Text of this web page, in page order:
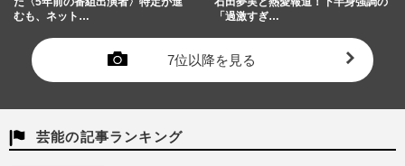
むも、ネット…
「過激すぎ…
7位以降を見る
芸能の記事ランキング